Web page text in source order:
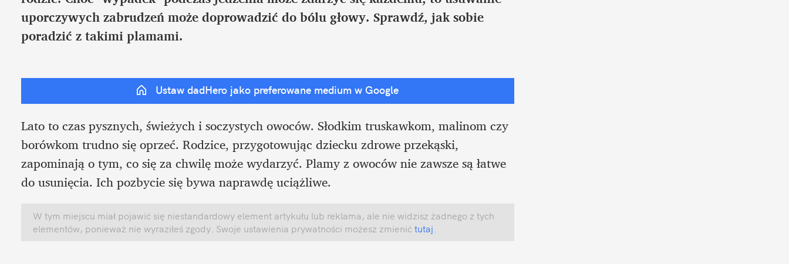
uporczywych zabrudzeń może doprowadzić do bólu głowy. Sprawdź, jak sobie
poradzić z takimi plamami.
Ustaw dadHero jako preferowane medium w Google
Lato to czas pysznych, świeżych i soczystych owoców. Słodkim truskawkom, malinom czy
borówkom trudno się oprzeć. Rodzice, przygotowując dziecku zdrowe przekąski,
zapominają o tym, co się za chwilę może wydarzyć. Plamy z owoców nie zawsze są łatwe
do usunięcia. Ich pozbycie się bywa naprawdę uciążliwe.
W tym miejscu miał pojawić się niestandardowy element artykułu lub reklama, ale nie widzisz żadnego z tych
elementów, ponieważ nie wyraziłeś zgody. Swoje ustawienia prywatności możesz zmienić tutaj